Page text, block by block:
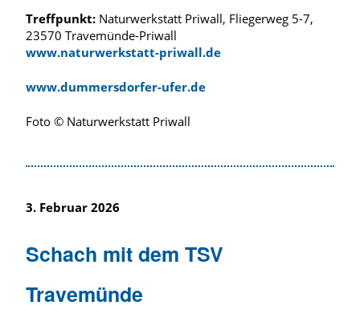
Treffpunkt: Naturwerkstatt Priwall, Fliegerweg 5-7,
23570 Travemünde-Priwall
www.naturwerkstatt-priwall.de
www.dummersdorfer-ufer.de
Foto © Naturwerkstatt Priwall
3. Februar 2026
Schach mit dem TSV
Travemünde